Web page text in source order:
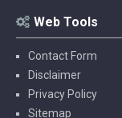
Web Tools
Contact Form
Disclaimer
Privacy Policy
Sitemap